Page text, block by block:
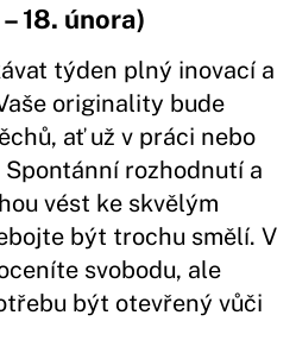
18. února)
týden plný inovací a
originality bude
ať už v práci nebo
rozhodnutí a
vést ke skvělým
být trochu smělí. V
svobodu, ale
být otevřený vůči